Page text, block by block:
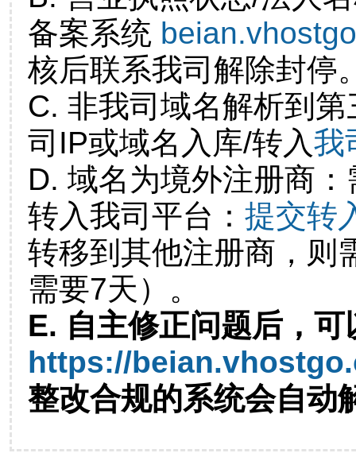
备案系统
核后联系我司解除封停
C. 非我司域名解析到
司IP或域名入库/转入我
D. 域名为境外注册商
转入我司平台： 提交转
转移到其他注册商，则
需要7天）。
E. 自主修正问题后，可
https://
整改合规的系统会自动